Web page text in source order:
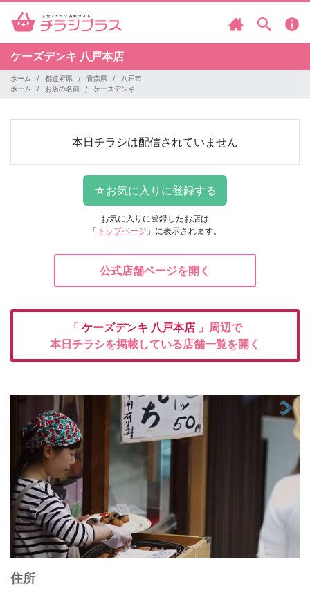
ケーズデンキ 八戸本店
ホーム 都道府県 青森県
八戸市
ホーム
お店の名前 ケーズデンキ
本日チラシは配信されていません
お気に入りに登録したお店は
「 トップページ 」に表示されます。
公式店舗ページを開く
「 ケーズデンキ 八戸本店 」周辺で
本日チラシを掲載している店舗一覧を開く
住所